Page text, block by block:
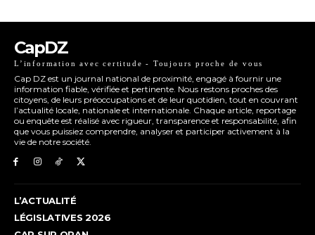
CapDZ
L’information avec certitude - Toujours proche de vous
Cap DZ est un journal national de proximité, engagé à fournir une
information fiable, vérifiée et pertinente. Nous restons proches des
citoyens, de leurs préoccupations et de leur quotidien, tout en couvrant
l’actualité locale, nationale et internationale. Chaque article, reportage
ou enquête est réalisé avec rigueur, transparence et responsabilité, afin
que vous puissiez comprendre, analyser et participer activement à la
vie de notre société.
L’ACTUALITÉ
LÉGISLATIVES 2026